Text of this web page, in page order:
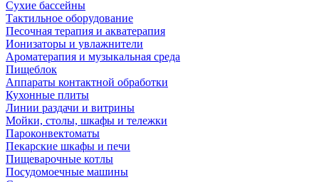
Сухие бассейны
Тактильное оборудование
Песочная терапия и акватерапия
Ионизаторы и увлажнители
Ароматерапия и музыкальная среда
Пищеблок
Аппараты контактной обработки
Кухонные плиты
Линии раздачи и витрины
Мойки, столы, шкафы и тележки
Пароконвектоматы
Пекарские шкафы и печи
Пищеварочные котлы
Посудомоечные машины